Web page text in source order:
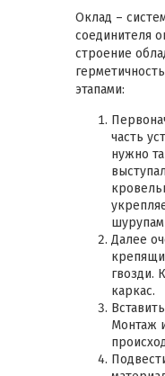
Оклад –
соединителя
строение
этапами:
часть
нужно
Далее
гвозди.
каркас.
Монтаж